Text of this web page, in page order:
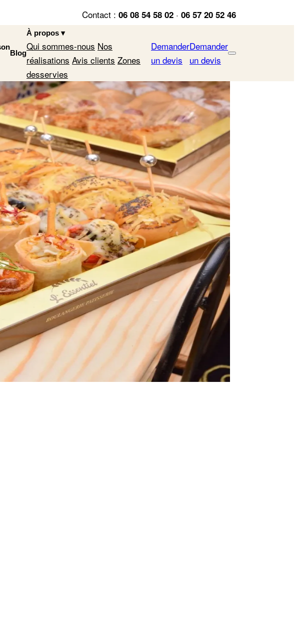
Contact : 06 08 54 58 02 · 06 57 20 52 46
Blog
À propos▾
Qui sommes-nous Nos
réalisations Avis clients Zones
desservies
Demander
un devis
Demander
un devis